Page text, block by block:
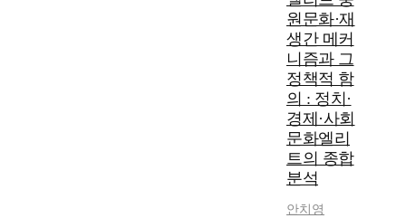
원문화·재
생간 메커
니즘과 그
정책적 함
의 : 정치·
경제·사회
문화엘리
트의 종합
분석
안치영